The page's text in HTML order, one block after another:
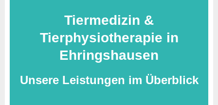
Tiermedizin &
Tierphysiotherapie in
Ehringshausen
Unsere Leistungen im Überblick